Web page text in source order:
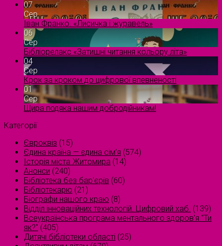
07
Сер
Іван Франко. «Лисичка і журавель»
06
Сер
Бібліорелакс «Затишні читання кольору літа»
04
Сер
Крок за кроком до цифрової впевненості
01
Сер
Щира подяка нашим добродійникам!
Категорії
Євроквіз (15)
Єдина країна — єдина сім’я (574)
Історія міста Житомира (14)
Анонси (240)
Бібліотека без бар'єрів (60)
Бібліотекарю (21)
Біографи нашого краю (8)
Відділ інноваційних технологій. Цифровий хаб. (139)
Всеукраїнська програма ментального здоров'я "Ти
як?" (405)
Дитячі бібліотеки області (25)